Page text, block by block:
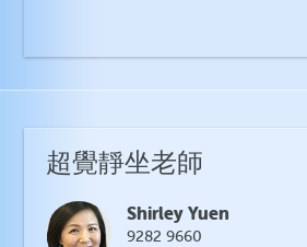
超覺靜坐老師
Shirley Yuen
9282 9660